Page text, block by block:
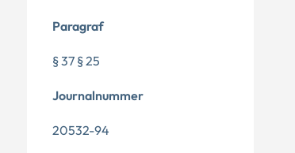
Paragraf
§ 37 § 25
Journalnummer
20532-94